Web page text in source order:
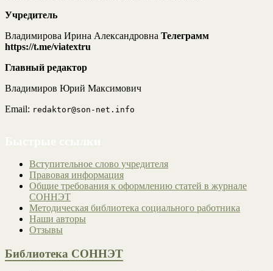
Учредитель
Владимирова Ирина Александровна Телеграмм
https://t.me/viatextru
Главный редактор
Владимиров Юрий Максимович
Email: redaktor@son-net.info
Вступительное слово учредителя
Правовая информация
Общие требования к оформлению статей в журнале
СОННЭТ
Методическая библиотека социального работника
Наши авторы
Отзывы
Библиотека СОННЭТ